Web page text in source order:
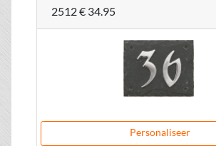
2512€ 34.95
Personaliseer